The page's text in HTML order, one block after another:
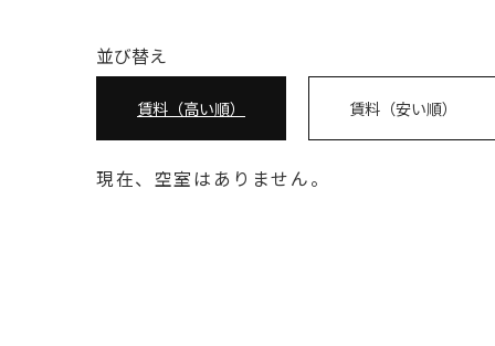
並び替え
賃料（高い順） 賃料（安い順）
現在、空室はありません。